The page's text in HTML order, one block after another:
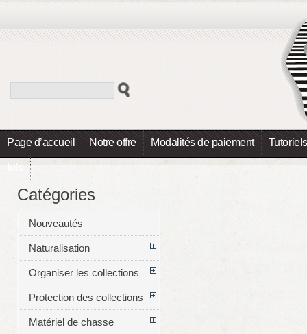
Page d’accueil Notre offre Modalités de paiement Tutoriels
Info
Catégories
Nouveautés
Naturalisation
Organiser les collections
Protection des collections
Matériel de chasse